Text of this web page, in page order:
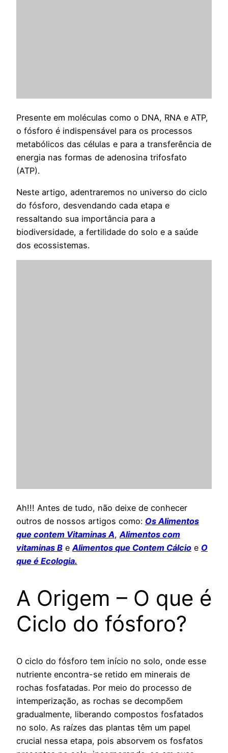
Presente em moléculas como o DNA, RNA e ATP,
o fósforo é indispensável para os processos
metabólicos das células e para a transferência de
energia nas formas de adenosina trifosfato
(ATP).
Neste artigo, adentraremos no universo do ciclo
do fósforo, desvendando cada etapa e
ressaltando sua importância para a
biodiversidade, a fertilidade do solo e a saúde
dos ecossistemas.
Ah!!! Antes de tudo, não deixe de conhecer
outros de nossos artigos como: Os Alimentos
que contem Vitaminas A,Alimentos com
vitaminas B eAlimentos que Contem Cálcio e O
que é Ecologia.
A Origem – O que é
Ciclo do fósforo?
O ciclo do fósforo tem início no solo, onde esse
nutriente encontra-se retido em minerais de
rochas fosfatadas. Por meio do processo de
intemperização, as rochas se decompõem
gradualmente, liberando compostos fosfatados
no solo. As raízes das plantas têm um papel
crucial nessa etapa, pois absorvem os fosfatos